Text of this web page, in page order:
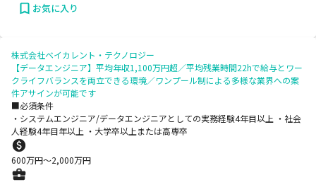
お気に入り
株式会社ベイカレント・テクノロジー
【データエンジニア】平均年収1,100万円超／平均残業時間22hで給与とワー
クライフバランスを両立できる環境／ワンプール制による多様な業界への案
件アサインが可能です
■必須条件
・システムエンジニア/データエンジニアとしての実務経験4年目以上 ・社会
人経験4年目年以上 ・大学卒以上または高専卒
600万円〜2,000万円